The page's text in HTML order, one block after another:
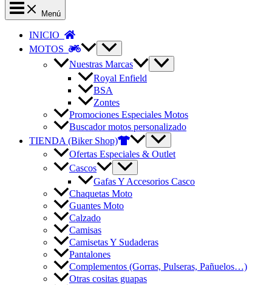
Menú
INICIO
MOTOS
Nuestras Marcas
Royal Enfield
BSA
Zontes
Promociones Especiales Motos
Buscador motos personalizado
TIENDA (Biker Shop)
Ofertas Especiales & Outlet
Cascos
Gafas Y Accesorios Casco
Chaquetas Moto
Guantes Moto
Calzado
Camisas
Camisetas Y Sudaderas
Pantalones
Complementos (Gorras, Pulseras, Pañuelos…)
Otras cositas guapas